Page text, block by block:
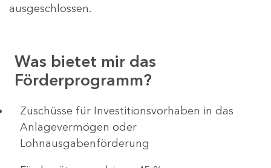
ausgeschlossen.
Was bietet mir das
Förderprogramm?
​​​​​​Zuschüsse für Investitionsvorhaben in das
Anlagevermögen oder
Lohnausgabenförderung